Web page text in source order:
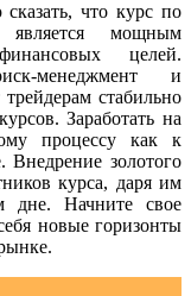
что курс по
мощным
целей.
менеджмент и
стабильно
Заработать на
процессу как к
Внедрение золотого
курса, даря им
дне. Начните свое
новые горизонты